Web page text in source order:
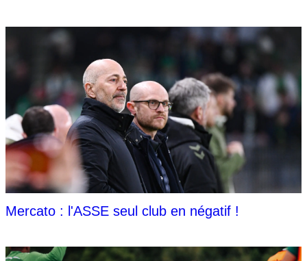
Mercato : l'ASSE seul club en négatif !